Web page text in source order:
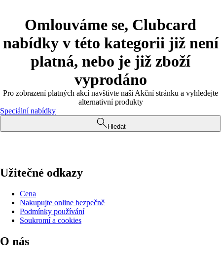
Omlouváme se, Clubcard
nabídky v této kategorii již není
platná, nebo je již zboží
vyprodáno
Pro zobrazení platných akcí navštivte naši Akční stránku a vyhledejte
alternativní produkty
Speciální nabídky
Hledat
Užitečné odkazy
Cena
Nakupujte online bezpečně
Podmínky používání
Soukromí a cookies
O nás